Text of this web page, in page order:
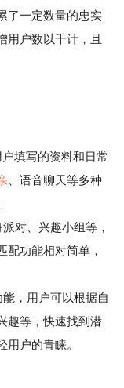
了一定数量的忠实
用户数以千计，且
填写的资料和日常
、语音聊天等多种
对、兴趣小组等，
配功能相对简单，
，用户可以根据自
趣等，快速找到潜
户的青睐。